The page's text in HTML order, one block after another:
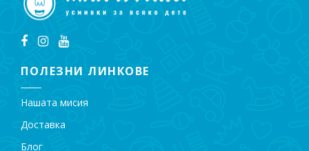
ПОЛЕЗНИ ЛИНКОВЕ
Нашата мисия
Доставка
Блог